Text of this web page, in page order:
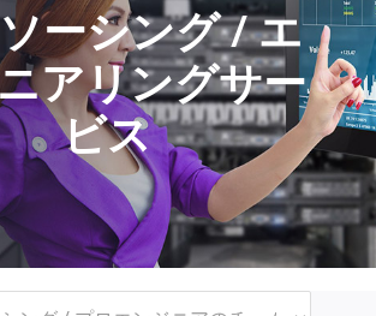
ーシング / エ
アリングサー
ビス